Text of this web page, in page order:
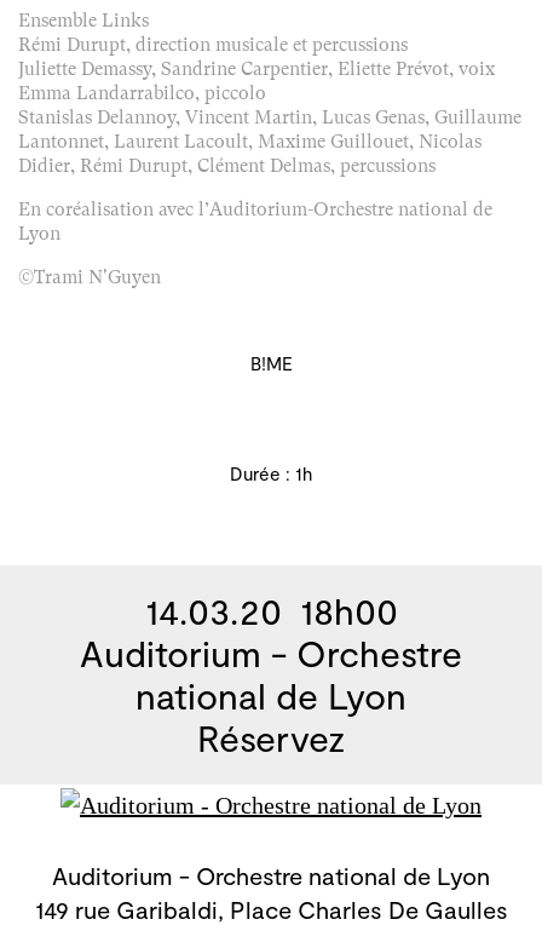
Durée : 1h
Ensemble Links
Rémi Durupt, direction musicale et percussions
Juliette Demassy, Sandrine Carpentier, Eliette Prévot, voix
Emma Landarrabilco, piccolo
Stanislas Delannoy, Vincent Martin, Lucas Genas, Guillaume
Lantonnet, Laurent Lacoult, Maxime Guillouet, Nicolas
Didier, Rémi Durupt, Clément Delmas, percussions
En coréalisation avec l’Auditorium-Orchestre national de
Lyon
©Trami N'Guyen
B!ME
14.03.20 18h00
Auditorium - Orchestre
national de Lyon
Réservez
Auditorium - Orchestre national de Lyon
149 rue Garibaldi, Place Charles De Gaulles